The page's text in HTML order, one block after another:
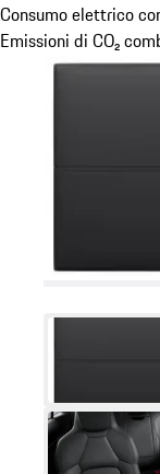
Consumo elettrico
Emissioni di CO₂